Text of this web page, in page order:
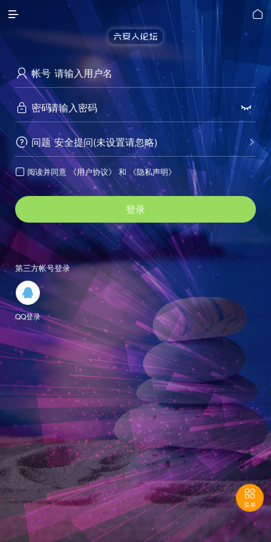
 
 帐号
 密码 
 问题 
安全提问(未设置请忽略)
 阅读并同意 《用户协议》 和 《隐私声明》
登录
第三方帐号登录

QQ登录

菜单